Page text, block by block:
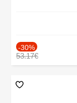
-30%
53.17€